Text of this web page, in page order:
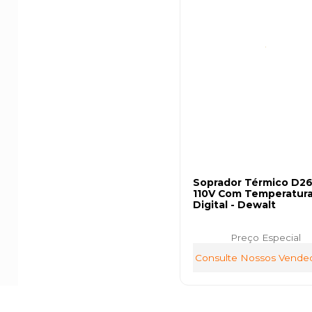
Soprador Térmico
110V Com
Digital - Dewalt
Preço Especial
Consulte Nossos